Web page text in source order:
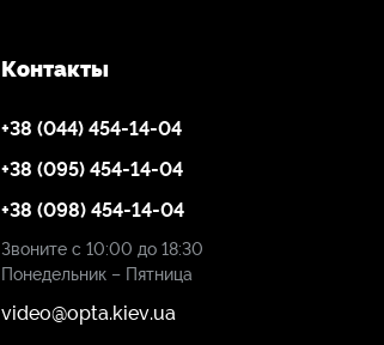
Контакты
+38 (044) 454-14-04
+38 (095) 454-14-04
+38 (098) 454-14-04
Звоните с 10:00 до 18:30
Понедельник – Пятница
video@opta.kiev.ua